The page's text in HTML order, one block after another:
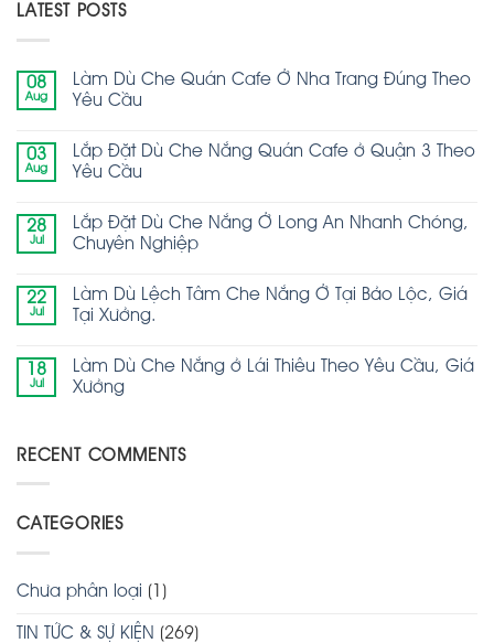
LATEST POSTS
08
Aug
Làm Dù Che Quán Cafe Ở Nha Trang Đúng Theo
Yêu Cầu
03
Aug
Lắp Đặt Dù Che Nắng Quán Cafe ở Quận 3 Theo
Yêu Cầu
28
Jul
Lắp Đặt Dù Che Nắng Ở Long An Nhanh Chóng,
Chuyên Nghiệp
22
Jul
Làm Dù Lệch Tâm Che Nắng Ở Tại Bảo Lộc, Giá
Tại Xưởng.
18
Jul
Làm Dù Che Nắng ở Lái Thiêu Theo Yêu Cầu, Giá
Xưởng
RECENT COMMENTS
CATEGORIES
Chưa phân loại (1)
TIN TỨC & SỰ KIỆN (269)